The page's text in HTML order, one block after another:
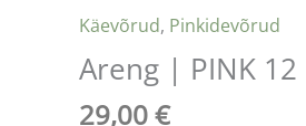
Käevõrud, Pinkidevõrud
Areng | PINK 12
29,00€
Areng
|
PINK
12